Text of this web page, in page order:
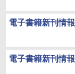
電子書籍新刊情報
電子書籍新刊情報